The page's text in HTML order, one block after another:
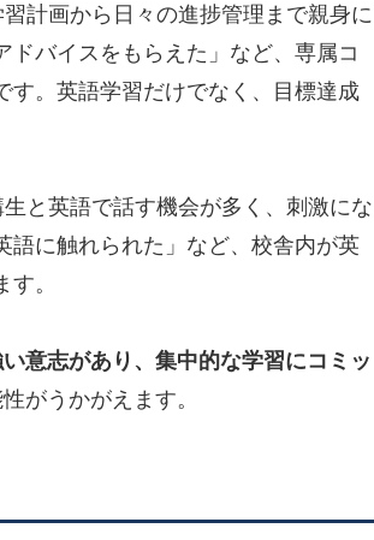
計画から日々の進捗管理まで親身に
バイスをもらえた」など、専属コ
す。英語学習だけでなく、目標達成
と英語で話す機会が多く、刺激にな
語に触れられた」など、校舎内が英
。
意志があり、集中的な学習にコミッ
がうかがえます。